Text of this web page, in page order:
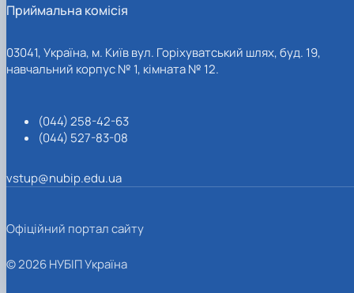
Приймальна комісія
03041, Україна, м. Київ вул. Горіхуватський шлях, буд. 19,
навчальний корпус № 1, кімната № 12.
(044) 258-42-63
(044) 527-83-08
vstup@nubip.edu.ua
Офіційний портал сайту
© 2026 НУБІП Україна